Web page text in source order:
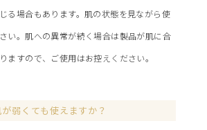
る場合もあります。肌の状態を見ながら使
い。肌への異常が続く場合は製品が肌に合
ますので、ご使用はお控えください。
弱くても使えますか？